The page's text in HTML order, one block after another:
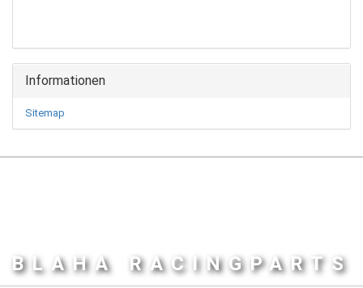
Informationen
Sitemap
BLAHA RACINGPARTS